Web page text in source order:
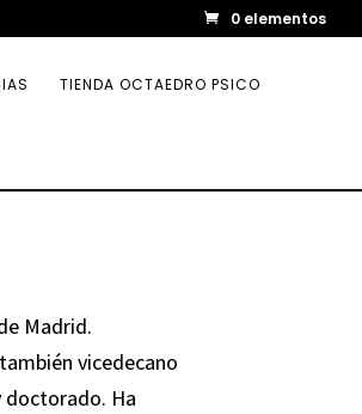
0 elementos
TIENDA OCTAEDRO PSICO
Madrid.
vicedecano
Ha